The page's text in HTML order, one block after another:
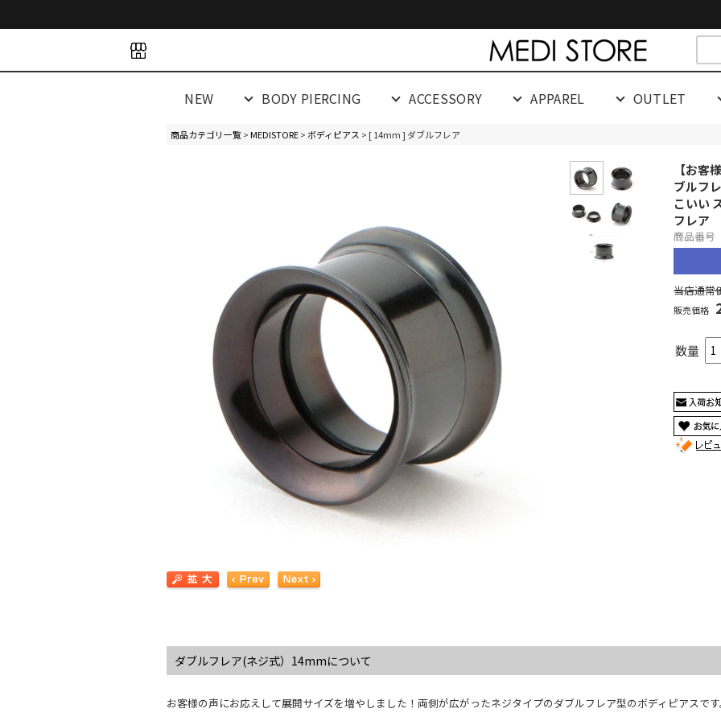
NEW BODY PIERCING ACCESSORY APPAREL OUTLET
商品カテゴリ一覧>MEDISTORE> ボディピアス > [ 14mm ] ダブルフレア
【お客
ブルフ
こいい
フレア
商品番号
当店通常
販売価格
数量
ダブルフレア(ネジ式）14mmについて
お客様の声にお応えして展開サイズを増やしました！両側が広がったネジタイプのダブルフレア型のボディピアスで